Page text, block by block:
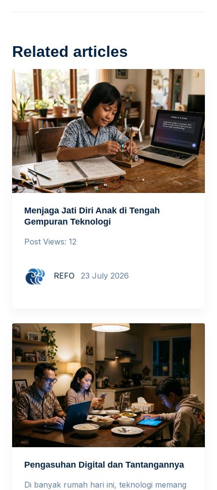
Related articles
Menjaga Jati Diri Anak di Tengah
Gempuran Teknologi
Post Views: 12
REFO 23 July 2026
Pengasuhan Digital dan Tantangannya
Di banyak rumah hari ini, teknologi memang